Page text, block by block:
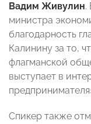
Вадим Живулин.
министра
благодарность
Калинину за то,
флагманской
выступает в
Спикер также